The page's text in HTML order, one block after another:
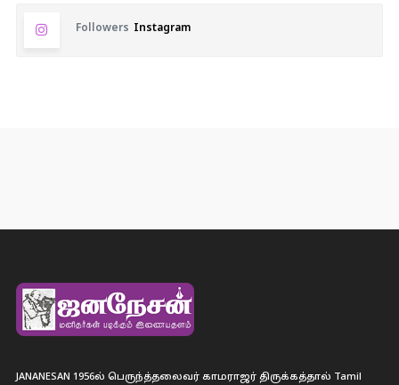
Followers Instagram
JANANESAN 1956ல் பெருந்த்தலைவர் காமராஜர் திருக்கத்தால் Tamil